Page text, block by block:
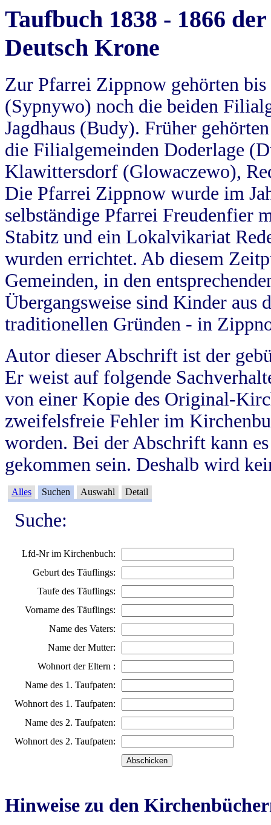
Taufbuch 1838 - 1866
Deutsch Krone
Zur Pfarrei Zippnow gehörten
(Sypnywo) noch die beiden
Jagdhaus (Budy). Früher
die Filialgemeinden Doderlage
Klawittersdorf (Glowaczewo),
Die Pfarrei Zippnow wurde im
selbständige Pfarrei Freudenfier
Stabitz und ein Lokalvikariat
wurden errichtet. Ab diesem
Gemeinden, in den
Übergangsweise sind Kinder aus
traditionellen Gründen - in
Autor dieser Abschrift ist der
Er weist auf folgende
von einer Kopie des Original-
zweifelsfreie Fehler im
worden. Bei der Abschrift kann
gekommen sein. Deshalb wird
Alles Suchen Auswahl Detail
Suche:
Lfd-Nr im Kirchenbuch:
Geburt des Täuflings:
Taufe des Täuflings:
Vorname des Täuflings:
Name des Vaters:
Name der Mutter:
Wohnort der Eltern :
Name des 1. Taufpaten:
Wohnort des 1. Taufpaten:
Name des 2. Taufpaten:
Wohnort des 2. Taufpaten:
Hinweise zu den